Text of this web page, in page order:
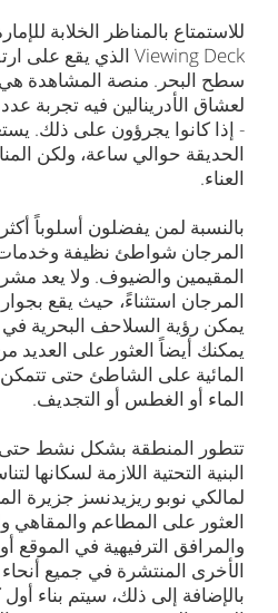
سطح البحر. منصة المشاهدة هي
لعشاق الأدرينالين فيه تجربة عدد
- إذا كانوا يجرؤون على ذلك.
الحديقة حوالي ساعة، ولكن
العناء.
بالنسبة لمن يفضلون أسلوباً
المرجان شواطئ نظيفة
المقيمين والضيوف. ولا يعد
المرجان استثناءً، حيث يقع
يمكن رؤية السلاحف البحرية
يمكنك أيضاً العثور على العديد
المائية على الشاطئ حتى
الماء أو الغطس أو التجديف.
تتطور المنطقة بشكل نشط
البنية التحتية اللازمة
لمالكي نوبو ريزيدنسز جزيرة
العثور على المطاعم والمقاهي
والمرافق الترفيهية في الموقع
الأخرى المنتشرة في جميع أنحاء
بالإضافة إلى ذلك، سيتم بناء